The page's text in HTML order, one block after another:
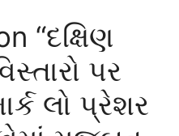
“દક્ષિણ
પર
લો પ્રેશર